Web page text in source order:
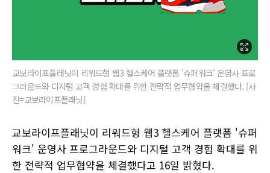
교보라이프플래닛이 리워드형 웹3 헬스케어 플랫폼 '슈퍼워크' 운영사 프로
그라운드와 디지털 고객 경험 확대를 위한 전략적 업무협약을 체결했다. [사
진=교보라이프플래닛]
교보라이프플래닛이 리워드형 웹3 헬스케어 플랫폼 '슈퍼
워크' 운영사 프로그라운드와 디지털 고객 경험 확대를 위
한 전략적 업무협약을 체결했다고 16일 밝혔다.